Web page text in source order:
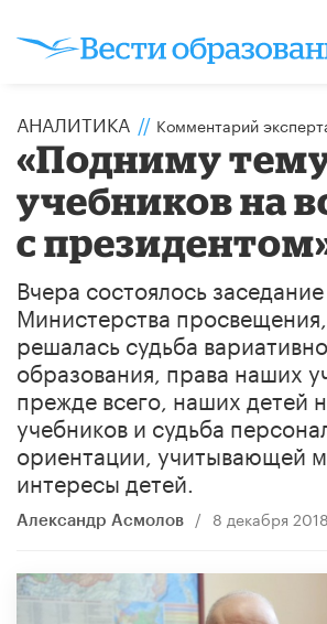
АНАЛИТИКА // Комментарий
​«Подниму
учебников на
с
Вчера состоялось
Министерства
решалась судьба
образования, права наших
прежде всего, наших детей
учебников и судьба
ориентации, учитывающей
интересы детей.
Александр Асмолов / 8 декабря 2018